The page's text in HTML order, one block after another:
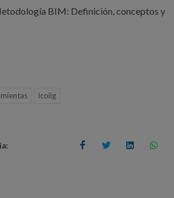
BIM: Definición, conceptos y
icoiig